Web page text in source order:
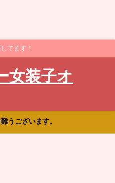
てます！
女装子オ
うございます。